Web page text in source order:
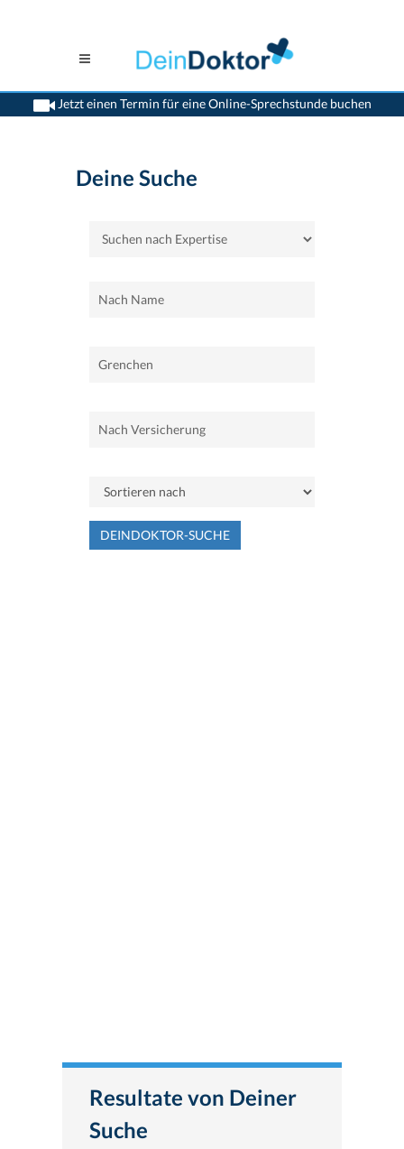
Jetzt einen Termin für eine Online-Sprechstunde buchen
>Home>Grenchen
Deine Suche
DEINDOKTOR-SUCHE
Resultate von Deiner
Suche